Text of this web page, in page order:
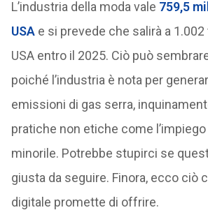
L’industria della moda vale 759,5
USAe si prevede che salirà a 1.002
USA entro il 2025. Ciò può
poiché l’industria è nota per
emissioni di gas serra,
pratiche non etiche come
minorile. Potrebbe stupirci se
giusta da seguire. Finora, ecco ciò
digitale promette di offrire.